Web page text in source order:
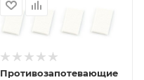
Противозапотевающие